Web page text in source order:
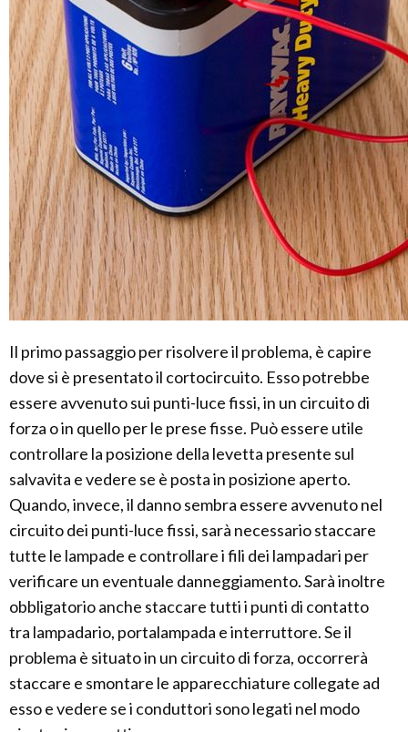
Il primo passaggio per risolvere il problema, è capire
dove si è presentato il cortocircuito. Esso potrebbe
essere avvenuto sui punti-luce fissi, in un circuito di
forza o in quello per le prese fisse. Può essere utile
controllare la posizione della levetta presente sul
salvavita e vedere se è posta in posizione aperto.
Quando, invece, il danno sembra essere avvenuto nel
circuito dei punti-luce fissi, sarà necessario staccare
tutte le lampade e controllare i fili dei lampadari per
verificare un eventuale danneggiamento. Sarà inoltre
obbligatorio anche staccare tutti i punti di contatto
tra lampadario, portalampada e interruttore. Se il
problema è situato in un circuito di forza, occorrerà
staccare e smontare le apparecchiature collegate ad
esso e vedere se i conduttori sono legati nel modo